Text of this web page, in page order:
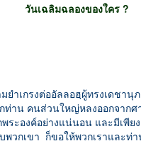
วันเฉลิมฉลองของใคร ?
ำเกรงต่ออัลลอฮฺผู้ทรงเดชานุ
ท่าน คนส่วนใหญ่หลงออกจา
ระองค์อย่างแน่นอน และมีเพี
พวกเขา ก็ขอให้พวกเราและ